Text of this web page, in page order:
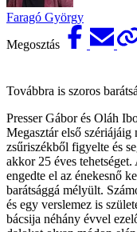
Faragó György
Megosztás
Továbbra is szoros
Presser Gábor és Oláh
Megasztár első
zsűriszékből figyelte és
akkor 25 éves
engedte el az énekesnő
barátsággá mélyült.
és egy verslemez is
bácsija néhány évvel